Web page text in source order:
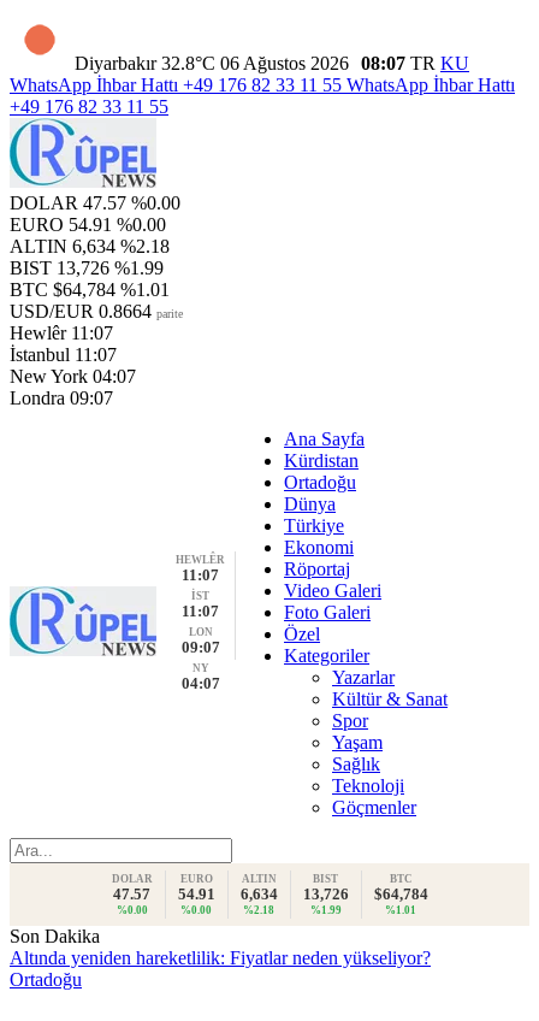
Diyarbakır 32.8°C 06 Ağustos 2026 08:07 TR KU
WhatsApp İhbar Hattı +49 176 82 33 11 55 WhatsApp İhbar Hattı
+49 176 82 33 11 55
DOLAR 47.57 %0.00
EURO 54.91 %0.00
ALTIN 6,634 %2.18
BIST 13,726 %1.99
BTC $64,784 %1.01
USD/EUR 0.8664 parite
Hewlêr 11:07
İstanbul 11:07
New York 04:07
Londra 09:07
HEWLÊR
11:07
İST
11:07
LON
09:07
NY
04:07
Ana Sayfa
Kürdistan
Ortadoğu
Dünya
Türkiye
Ekonomi
Röportaj
Video Galeri
Foto Galeri
Özel
Kategoriler
Yazarlar
Kültür & Sanat
Spor
Yaşam
Sağlık
Teknoloji
Göçmenler
DOLAR
47.57
%0.00
EURO
54.91
%0.00
ALTIN
6,634
%2.18
BIST
13,726
%1.99
BTC
$64,784
%1.01
Son Dakika
Altında yeniden hareketlilik: Fiyatlar neden yükseliyor?
Ortadoğu